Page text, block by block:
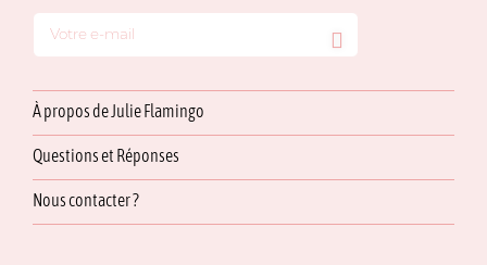
À propos de Julie Flamingo
Questions et Réponses
Nous contacter ?